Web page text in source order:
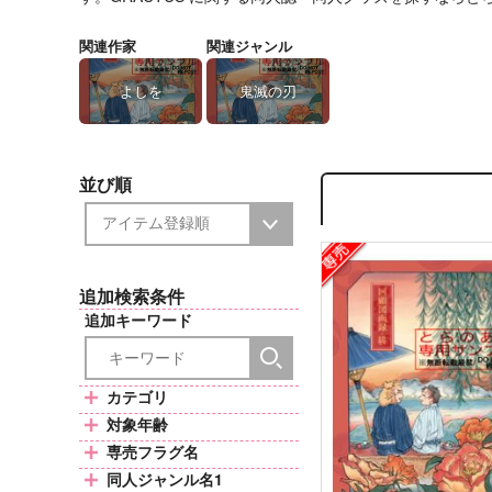
関連作家
よしを
関連ジャンル
鬼滅の刃
並び順
追加検索条件
追加キーワード
カテゴリ
対象年齢
専売フラグ名
同人ジャンル名1